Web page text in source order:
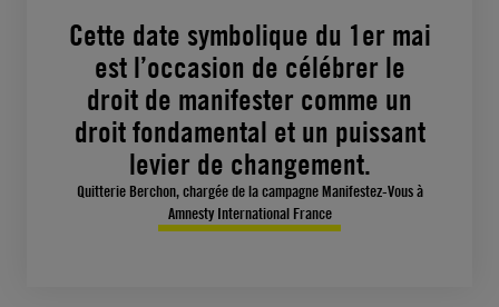
Cette date symbolique du 1er mai
est l’occasion de célébrer le
droit de manifester comme un
droit fondamental et un puissant
levier de changement.
Quitterie Berchon, chargée de la campagne Manifestez-Vous à
Amnesty International France